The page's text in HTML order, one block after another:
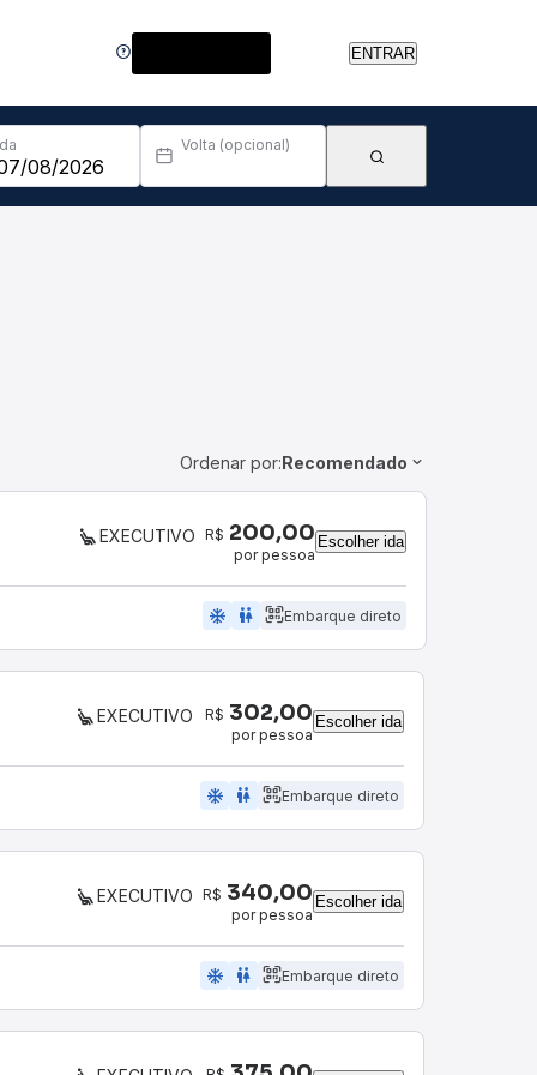
ENTRAR
Volta (opcional)
Ordenar por:Recomendado
EXECUTIVO R$ 200,00
por pessoa
Escolher ida
ac_unit wc Embarque direto
EXECUTIVO R$ 302,00
por pessoa
Escolher ida
ac_unit wc Embarque direto
EXECUTIVO R$ 340,00
por pessoa
Escolher ida
ac_unit wc Embarque direto